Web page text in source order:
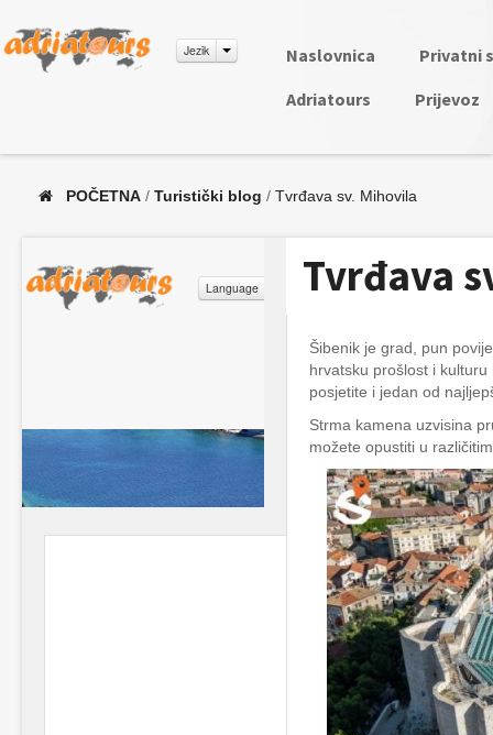
Jezik Naslovnica
Privatni
Adriatours
Prijevoz
POČETNA / Turistički blog / Tvrđava sv. Mihovila
Tvrđava
Šibenik je grad, pun
hrvatsku prošlost i
posjetite i jedan od
Strma kamena uzvisina
možete opustiti u